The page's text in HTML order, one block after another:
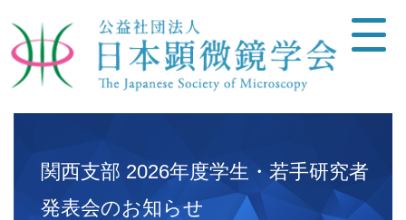
関西支部 2026年度学生・若手研究者
発表会のお知らせ